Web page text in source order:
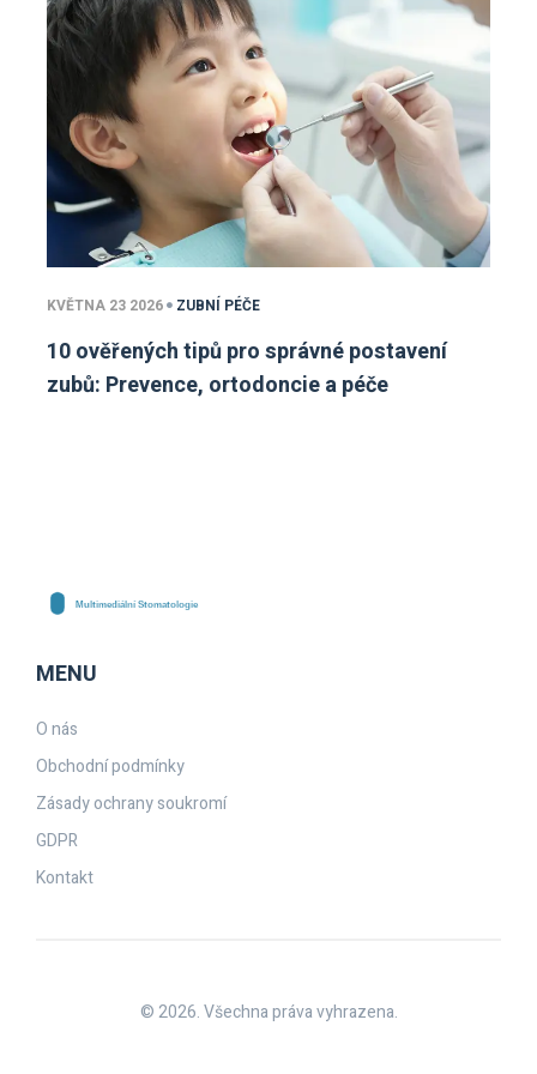
KVĚTNA 23 2026 ZUBNÍ PÉČE
10 ověřených tipů pro správné postavení
zubů: Prevence, ortodoncie a péče
MENU
O nás
Obchodní podmínky
Zásady ochrany soukromí
GDPR
Kontakt
© 2026. Všechna práva vyhrazena.